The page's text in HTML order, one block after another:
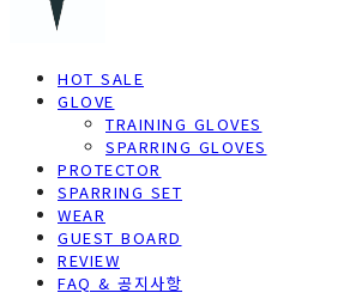
HOT SALE
GLOVE
TRAINING GLOVES
SPARRING GLOVES
PROTECTOR
SPARRING SET
WEAR
GUEST BOARD
REVIEW
FAQ & 공지사항